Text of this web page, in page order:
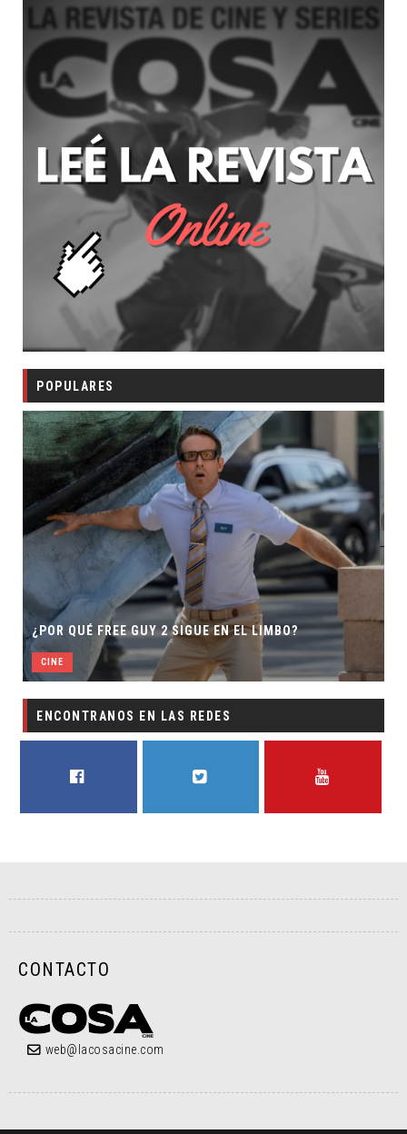
POPULARES
¿POR QUÉ FREE GUY 2 SIGUE EN EL LIMBO?
CINE
ENCONTRANOS EN LAS REDES
CONTACTO
web@lacosacine.com